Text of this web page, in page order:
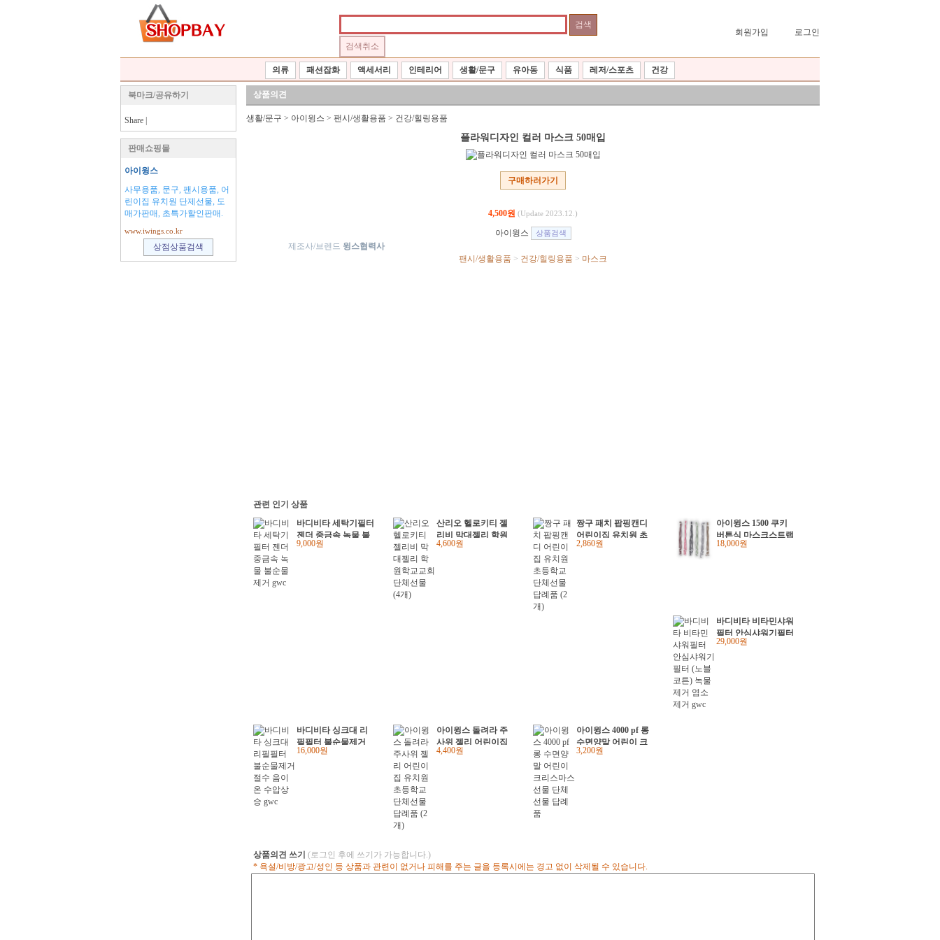
회원가입 로그인
의류 패션잡화 액세서리 인테리어 생활/문구 유아동 식품 레저/스포츠 건강
북마크/공유하기
Share
판매쇼핑몰
아이윙스
사무용품, 문구, 팬시용품, 어
린이집 유치원 단제선물, 도
매가판매, 초특가할인판매.
www.iwings.co.kr
상품의견
생활/문구 > 아이윙스 > 팬시/생활용품 > 건강/힐링용품
플라워디자인 컬러 마스크 50매입
구매하러가기
4,500원 (Update 2023.12.)
아이윙스
제조사/브렌드 윙스협력사
팬시/생활용품 > 건강/힐링용품 > 마스크
관련 인기 상품
바디비타 세탁기필터
젠더 중금속 녹물 불
순물제거 gwc
9,000원
산리오 헬로키티 젤
리비 막대젤리 학원
학교교회 단체선물 (4
4,600원
짱구 패치 팝핑캔디
어린이집 유치원 초
등학교 단체선물 답
2,860원
아이윙스 1500 쿠키
버튼식 마스크스트랩
줄 끈 목걸이 단체선
18,000원
바디비타 비타민샤워
필터 안심샤워기필터
(노블코튼) 녹물제거
29,000원
바디비타 싱크대 리
필필터 불순물제거
절수 음이온 수압상
16,000원
아이윙스 돌려라 주
사위 젤리 어린이집
유치원 초등학교 단
4,400원
아이윙스 4000 pf 롱
수면양말 어린이 크
리스마스선물 단체선
3,200원
상품의견 쓰기 (로그인 후에 쓰기가 가능합니다.)
* 욕설/비방/광고/성인 등 상품과 관련이 없거나 피해를 주는 글을 등록시에는 경고 없이 삭제될 수 있습니다.